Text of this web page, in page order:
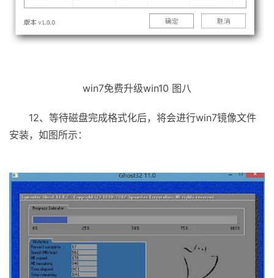
win7免费升级win10 图八
12、等待磁盘完成格式化后，将会进行win7镜像文件
安装，如图所示：